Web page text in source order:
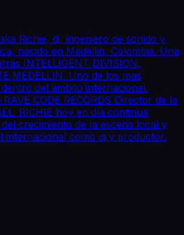
Richie, dj, ingeniero de sonido y
nacido en Medellin, Colombia. Una
INTELLIGENT DIVISION,
MEDELLIN. Uno de los mas
del ámbito internacional.
CODE RECORDS Director de la
RICHIE hoy en día continua
crecimiento de la escena local y
internacional como dj y productor.